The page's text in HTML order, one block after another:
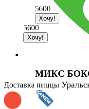
Доставка пиццы
5600
5600
МИКС